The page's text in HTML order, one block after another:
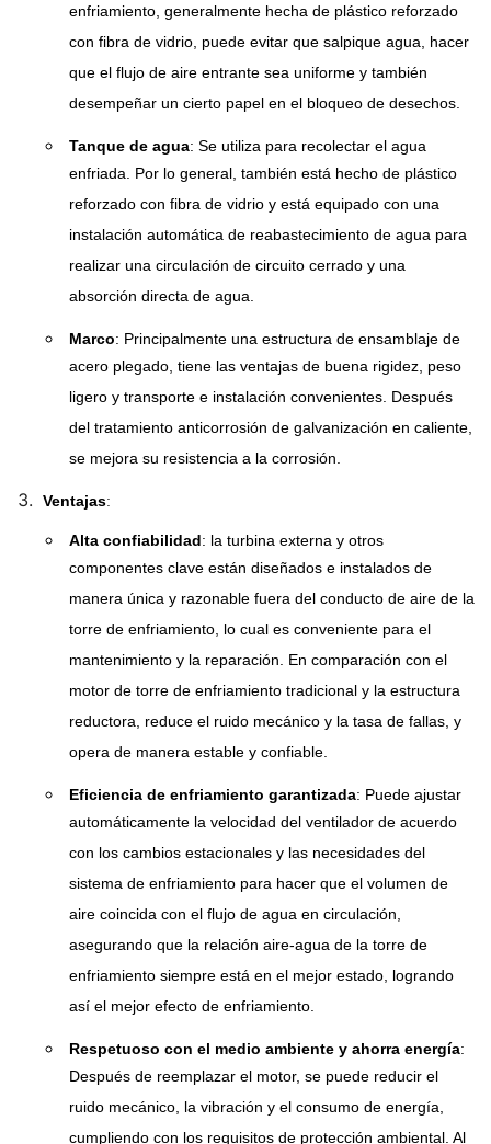
enfriamiento, generalmente hecha de plástico reforzado
con fibra de vidrio, puede evitar que salpique agua, hacer
que el flujo de aire entrante sea uniforme y también
desempeñar un cierto papel en el bloqueo de desechos.
Tanque de agua: Se utiliza para recolectar el agua
enfriada. Por lo general, también está hecho de plástico
reforzado con fibra de vidrio y está equipado con una
instalación automática de reabastecimiento de agua para
realizar una circulación de circuito cerrado y una
absorción directa de agua.
Marco: Principalmente una estructura de ensamblaje de
acero plegado, tiene las ventajas de buena rigidez, peso
ligero y transporte e instalación convenientes. Después
del tratamiento anticorrosión de galvanización en caliente,
se mejora su resistencia a la corrosión.
Ventajas:
Alta confiabilidad: la turbina externa y otros
componentes clave están diseñados e instalados de
manera única y razonable fuera del conducto de aire de la
torre de enfriamiento, lo cual es conveniente para el
mantenimiento y la reparación. En comparación con el
motor de torre de enfriamiento tradicional y la estructura
reductora, reduce el ruido mecánico y la tasa de fallas, y
opera de manera estable y confiable.
Eficiencia de enfriamiento garantizada: Puede ajustar
automáticamente la velocidad del ventilador de acuerdo
con los cambios estacionales y las necesidades del
sistema de enfriamiento para hacer que el volumen de
aire coincida con el flujo de agua en circulación,
asegurando que la relación aire-agua de la torre de
enfriamiento siempre está en el mejor estado, logrando
así el mejor efecto de enfriamiento.
Respetuoso con el medio ambiente y ahorra energía:
Después de reemplazar el motor, se puede reducir el
ruido mecánico, la vibración y el consumo de energía,
cumpliendo con los requisitos de protección ambiental. Al